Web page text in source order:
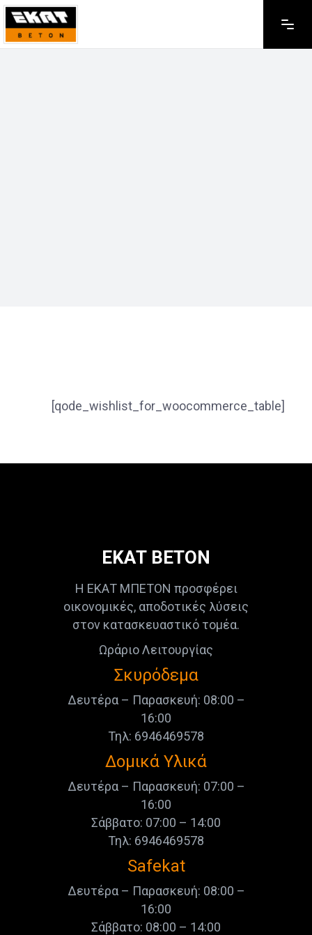
[qode_wishlist_for_woocommerce_table]
ΕΚΑΤ ΒΕΤΟΝ
Η ΕΚΑΤ ΜΠΕΤΟΝ προσφέρει
οικονομικές, αποδοτικές λύσεις
στον κατασκευαστικό τομέα.
Ωράριο Λειτουργίας
Σκυρόδεμα
Δευτέρα – Παρασκευή: 08:00 –
16:00
Τηλ: 6946469578
Δομικά Υλικά
Δευτέρα – Παρασκευή: 07:00 –
16:00
Σάββατο: 07:00 – 14:00
Τηλ: 6946469578
Safekat
Δευτέρα – Παρασκευή: 08:00 –
16:00
Σάββατο: 08:00 – 14:00